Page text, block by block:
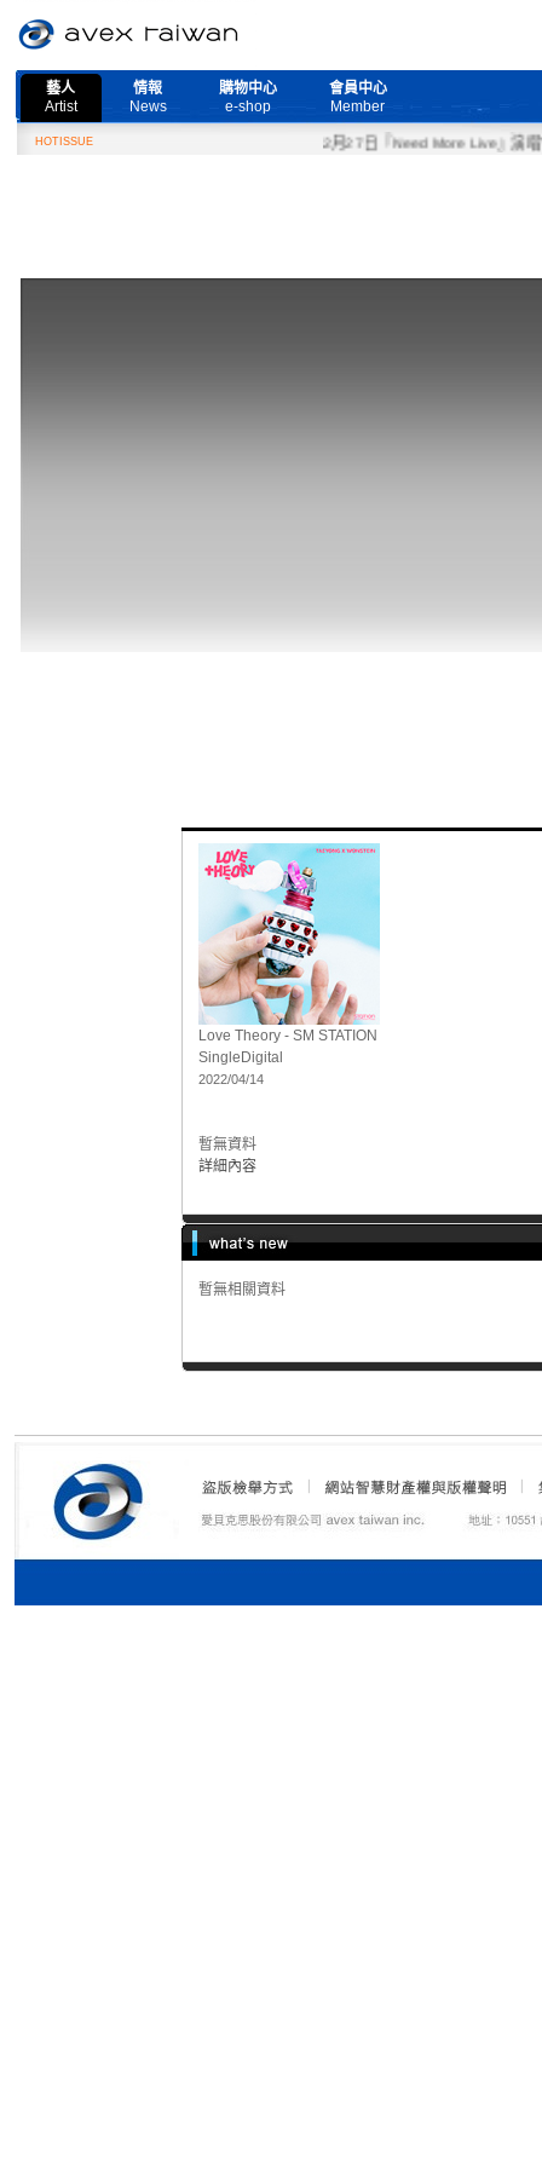
藝人
Artist
情報
News
購物中心
e-shop
會員中心
Member
HOTISSUE 2月27日『Need More Live』演唱會
Love Theory - SM STATION
Single Digital
2022/04/14
暫無資料
詳細內容
暫無相關資料